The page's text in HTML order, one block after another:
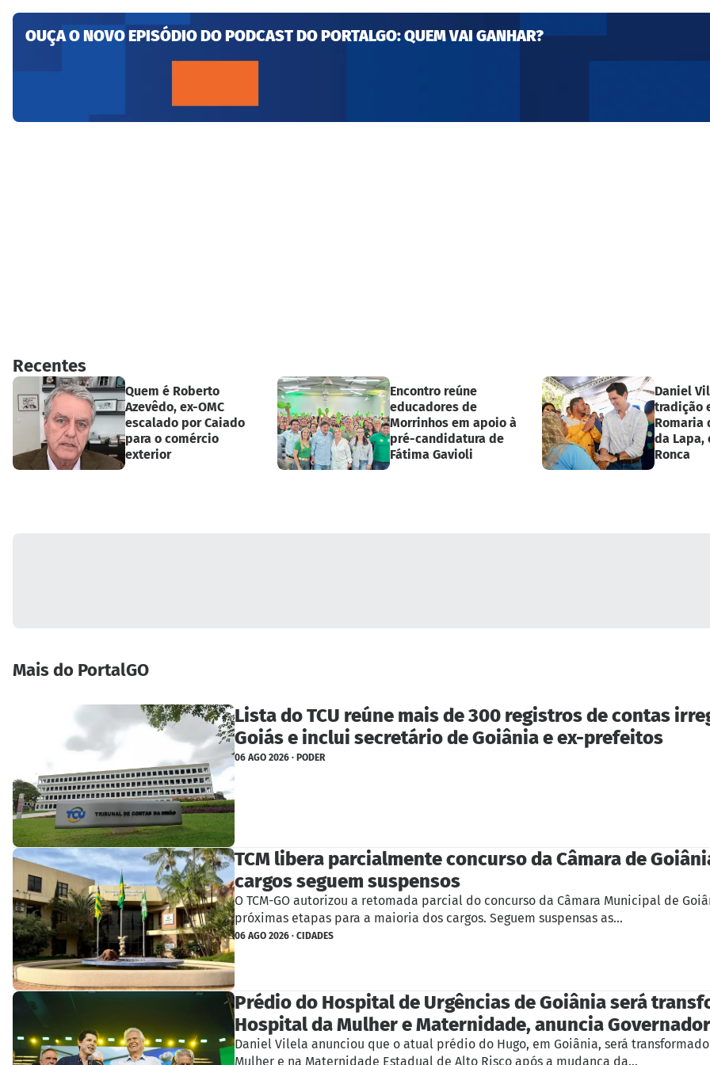
OUÇA O NOVO EPISÓDIO DO PODCAST DO PORTALGO: QUEM VAI GANHAR?
Recentes
Quem é Roberto
Azevêdo, ex-OMC
escalado por Caiado
para o comércio
exterior
Encontro reúne
educadores de
Morrinhos em apoio à
pré-candidatura de
Fátima Gavioli
Daniel
tradição
Romaria
da Lapa,
Ronca
Mais do PortalGO
Lista do TCU reúne mais de 300 registros de contas
Goiás e inclui secretário de Goiânia e ex-prefeitos
06 AGO 2026 · PODER
TCM libera parcialmente concurso da Câmara de
cargos seguem suspensos
O TCM-GO autorizou a retomada parcial do concurso da Câmara Municipal de
próximas etapas para a maioria dos cargos. Seguem suspensas as…
06 AGO 2026 · CIDADES
Prédio do Hospital de Urgências de Goiânia será
Hospital da Mulher e Maternidade, anuncia Governador
Daniel Vilela anunciou que o atual prédio do Hugo, em Goiânia, será
Mulher e na Maternidade Estadual de Alto Risco após a mudança da…